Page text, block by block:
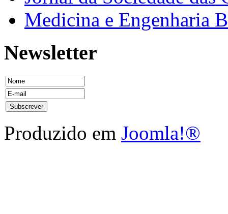
Medicina e Engenharia
Newsletter
Produzido em Joomla!®